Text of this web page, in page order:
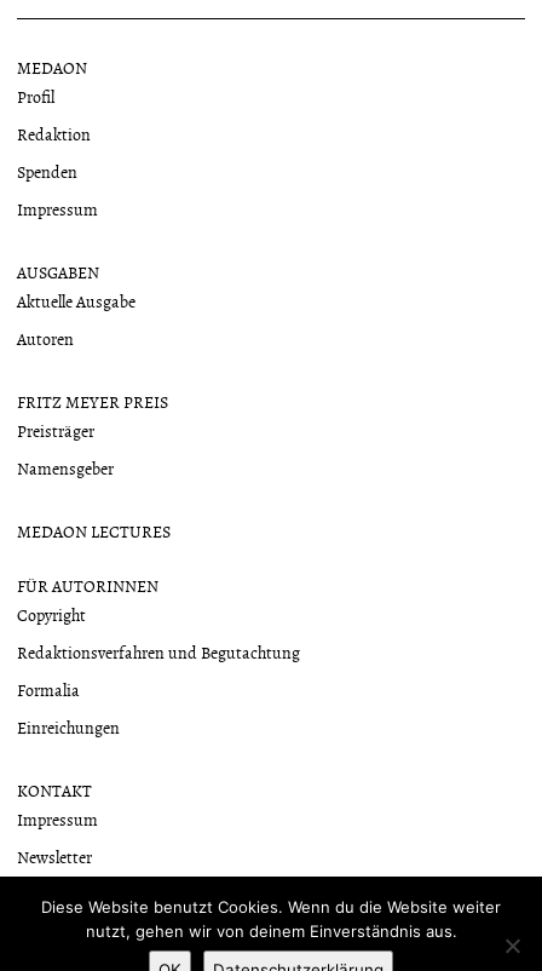
MEDAON
Profil
Redaktion
Spenden
Impressum
AUSGABEN
Aktuelle Ausgabe
Autoren
FRITZ MEYER PREIS
Preisträger
Namensgeber
MEDAON LECTURES
FÜR AUTORINNEN
Copyright
Redaktionsverfahren und Begutachtung
Formalia
Einreichungen
KONTAKT
Impressum
Newsletter
Diese Website benutzt Cookies. Wenn du die Website weiter
nutzt, gehen wir von deinem Einverständnis aus.